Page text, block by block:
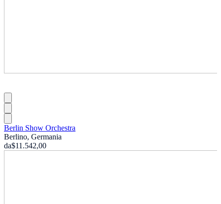
Berlin Show Orchestra
Berlino, Germania
da$11.542,00